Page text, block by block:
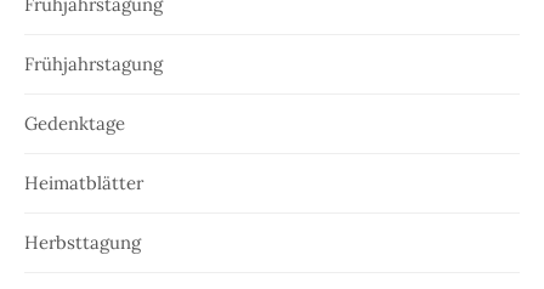
Frühjahrstagung
Gedenktage
Heimatblätter
Herbsttagung